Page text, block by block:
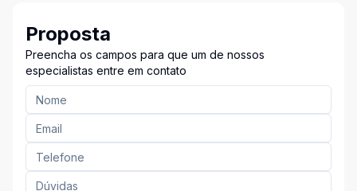
Proposta
Preencha os campos para que um de nossos
especialistas entre em contato